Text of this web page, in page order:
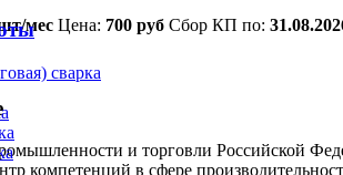
сварка
мес Цена: 700 руб Сбор КП по: